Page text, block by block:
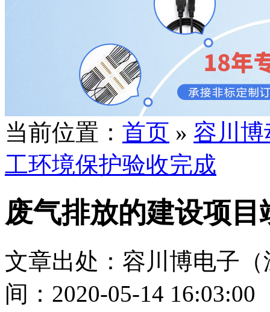
当前位置： 首页 » 容川博
工环境保护验收完成
废气排放的建设项
文章出处：容川博电子
间：2020-05-14 16:03:00